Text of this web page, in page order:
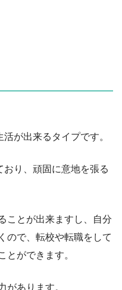
が出来るタイプです。
り、頑固に意地を張る
ことが出来ますし、自分
ので、転校や転職をして
とができます。
があります。